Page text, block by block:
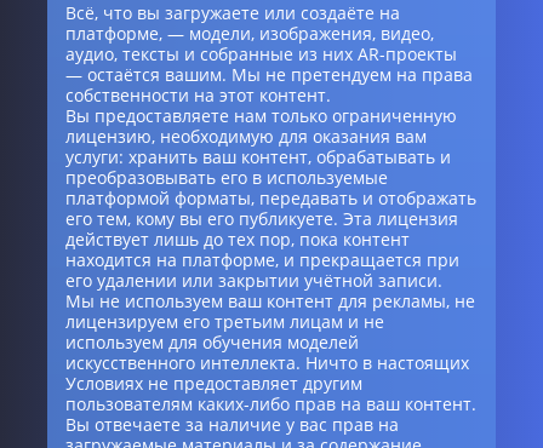
Всё, что вы загружаете или создаёте на
платформе, — модели, изображения, видео,
аудио, тексты и собранные из них AR-проекты
— остаётся вашим. Мы не претендуем на права
собственности на этот контент.
Вы предоставляете нам только ограниченную
лицензию, необходимую для оказания вам
услуги: хранить ваш контент, обрабатывать и
преобразовывать его в используемые
платформой форматы, передавать и отображать
его тем, кому вы его публикуете. Эта лицензия
действует лишь до тех пор, пока контент
находится на платформе, и прекращается при
его удалении или закрытии учётной записи.
Мы не используем ваш контент для рекламы, не
лицензируем его третьим лицам и не
используем для обучения моделей
искусственного интеллекта. Ничто в настоящих
Условиях не предоставляет другим
пользователям каких-либо прав на ваш контент.
Вы отвечаете за наличие у вас прав на